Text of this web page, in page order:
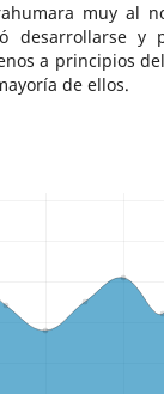
muy al
desarrollarse y
a principios
de ellos.